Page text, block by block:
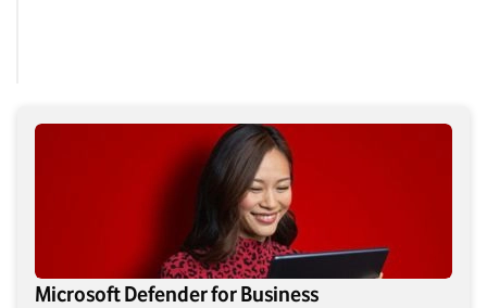
Microsoft Defender for Business